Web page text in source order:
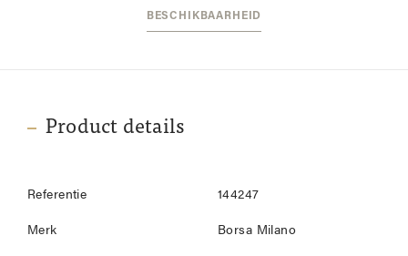
BESCHIKBAARHEID
Product details
Referentie 144247
Merk Borsa Milano